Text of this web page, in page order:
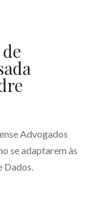
Advogados
se adaptarem às
Dados.